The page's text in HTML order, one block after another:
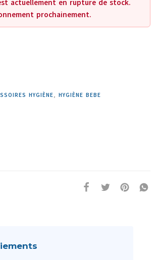
actuellement en rupture de stock.
prochainement.
HYGIÈNE, HYGIÈNE BEBE